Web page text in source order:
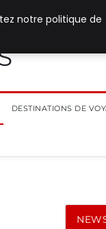
DESTINATIONS DE
notre politique de